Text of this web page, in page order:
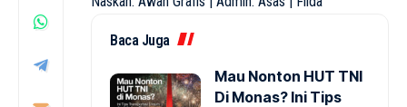
Baca Juga
Mau Nonton HUT TNI
Di Monas? Ini Tips